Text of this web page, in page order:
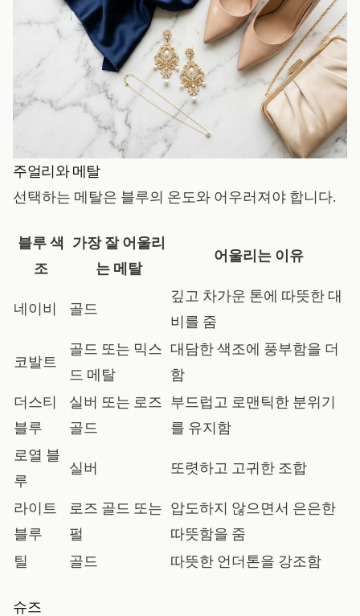
주얼리와 메탈
선택하는 메탈은 블루의 온도와 어우러져야 합니다.
블루 색
조
가장 잘 어울리
는 메탈
어울리는 이유
네이비 골드
깊고 차가운 톤에 따뜻한 대
비를 줌
코발트
골드 또는 믹스
드 메탈
대담한 색조에 풍부함을 더
함
더스티
블루
실버 또는 로즈
골드
부드럽고 로맨틱한 분위기
를 유지함
로열 블
루
실버 또렷하고 고귀한 조합
라이트
블루
로즈 골드 또는
펄
압도하지 않으면서 은은한
따뜻함을 줌
틸
골드 따뜻한 언더톤을 강조함
슈즈